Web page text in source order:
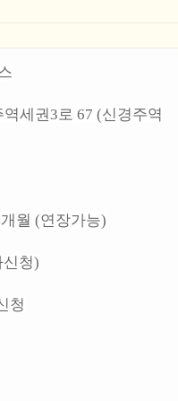
세권3로 67 (신경주역
월 (연장가능)
신청)
청